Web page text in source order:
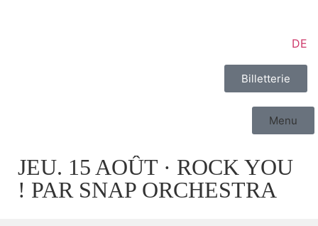
DE
Billetterie
Menu
JEU. 15 AOÛT · ROCK YOU
! PAR SNAP ORCHESTRA